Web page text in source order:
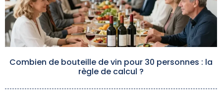
Combien de bouteille de vin pour 30 personnes : la
règle de calcul ?